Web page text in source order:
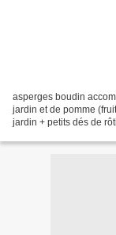
asperges boudin
jardin et de pomme
jardin + petits dés de